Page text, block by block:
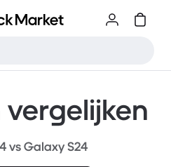
vs Galaxy S24